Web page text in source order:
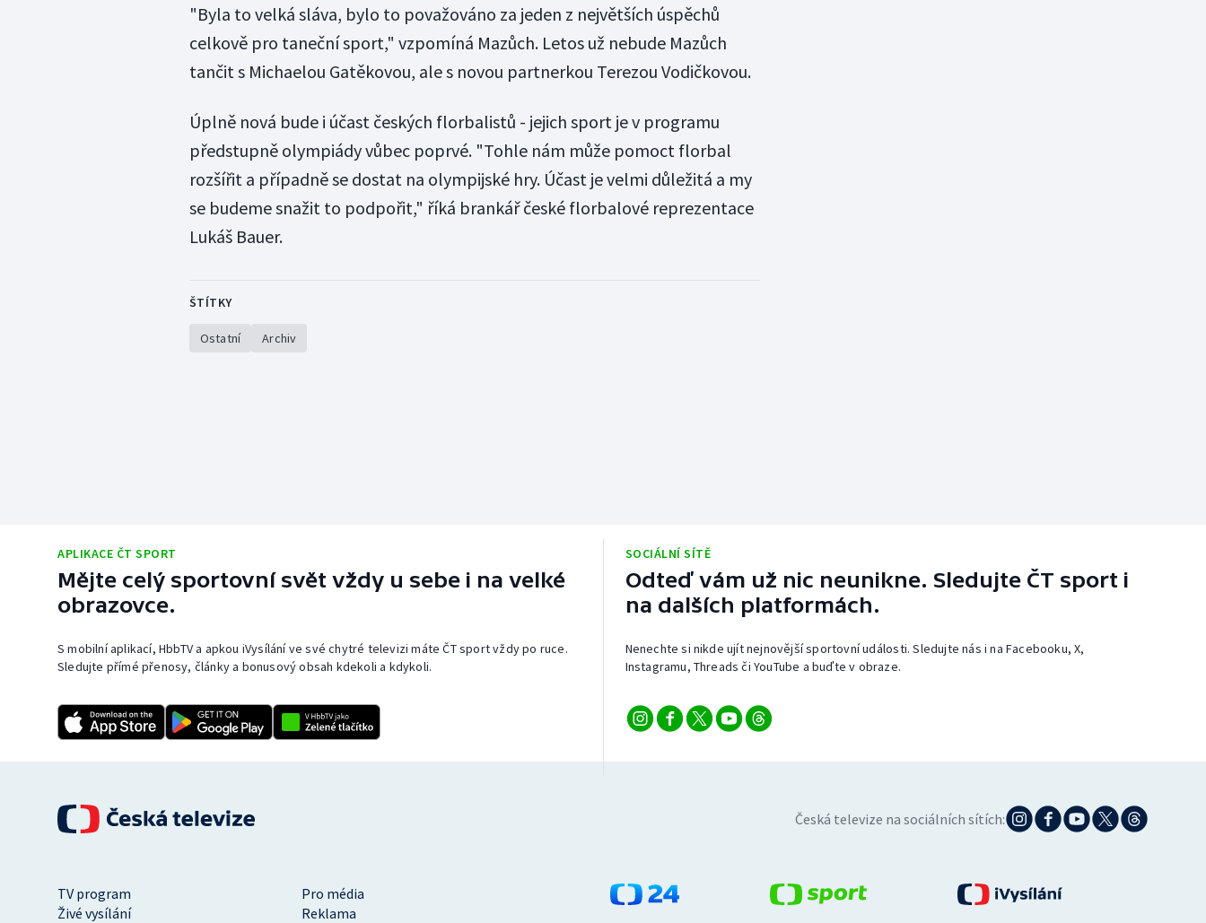
"Byla to velká sláva, bylo to považováno za jeden z největších úspěchů
celkově pro taneční sport," vzpomíná Mazůch. Letos už nebude Mazůch
tančit s Michaelou Gatěkovou, ale s novou partnerkou Terezou Vodičkovou.
Úplně nová bude i účast českých florbalistů - jejich sport je v programu
předstupně olympiády vůbec poprvé. "Tohle nám může pomoct florbal
rozšířit a případně se dostat na olympijské hry. Účast je velmi důležitá a my
se budeme snažit to podpořit," říká brankář české florbalové reprezentace
Lukáš Bauer.
ŠTÍTKY
Ostatní Archiv
APLIKACE ČT SPORT
Mějte celý sportovní svět vždy u sebe i na velké
obrazovce.
S mobilní aplikací, HbbTV a apkou iVysílání ve své chytré televizi máte ČT sport vždy po ruce.
Sledujte přímé přenosy, články a bonusový obsah kdekoli a kdykoli.
SOCIÁLNÍ SÍTĚ
Odteď vám už nic neunikne. Sledujte ČT sport i
na dalších platformách.
Nenechte si nikde ujít nejnovější sportovní události. Sledujte nás i na Facebooku, X,
Instagramu, Threads či YouTube a buďte v obraze.
Česká televize na sociálních sítích:
TV program
Pro média
Živé vysílání
Reklama